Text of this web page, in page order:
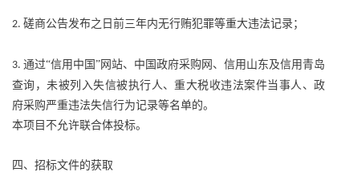
2. 磋商公告发布之日前三年内无行贿犯罪等重大违法记录；
3. 通过“信用中国”网站、中国政府采购网、信用山东及信用青岛
查询，未被列入失信被执行人、重大税收违法案件当事人、政
府采购严重违法失信行为记录等名单的。
本项目不允许联合体投标。
四、招标文件的获取